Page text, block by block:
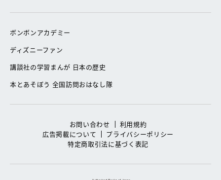
ボンボンアカデミー
ディズニーファン
講談社の学習まんが 日本の歴史
本とあそぼう 全国訪問おはなし隊
お問い合わせ
利用規約
広告掲載について
プライバシーポリシー
特定商取引法に基づく表記